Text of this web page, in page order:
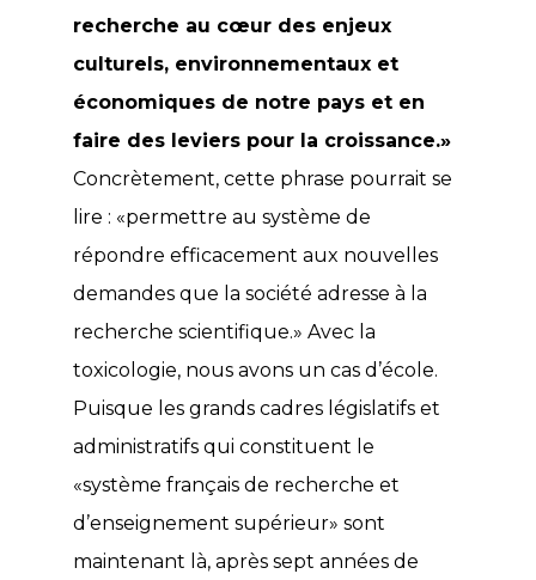
recherche au cœur des enjeux
culturels, environnementaux et
économiques de notre pays et en
faire des leviers pour la croissance.»
Concrètement, cette phrase pourrait se
lire : «permettre au système de
répondre efficacement aux nouvelles
demandes que la société adresse à la
recherche scientifique.» Avec la
toxicologie, nous avons un cas d’école.
Puisque les grands cadres législatifs et
administratifs qui constituent le
«système français de recherche et
d’enseignement supérieur» sont
maintenant là, après sept années de